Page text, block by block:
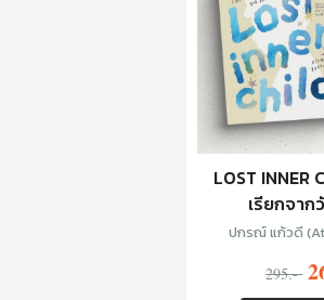
LOST INNER
เรียกจาก
ปกรณ์ แก้วดี
295.-